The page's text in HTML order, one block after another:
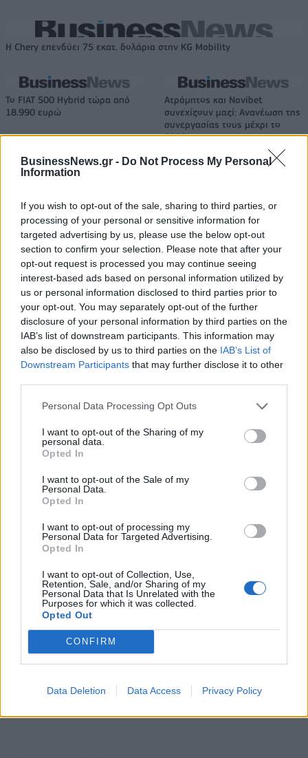
BusinessNews.gr - Do Not Process My Personal
Information
If you wish to opt-out of the sale, sharing to third parties, or
processing of your personal or sensitive information for
targeted advertising by us, please use the below opt-out
section to confirm your selection. Please note that after your
opt-out request is processed you may continue seeing
interest-based ads based on personal information utilized by
us or personal information disclosed to third parties prior to
your opt-out. You may separately opt-out of the further
disclosure of your personal information by third parties on the
IAB’s list of downstream participants. This information may
also be disclosed by us to third parties on the IAB’s List of
Downstream Participants that may further disclose it to other
Personal Data Processing Opt Outs
I want to opt-out of the Sharing of my
personal data.
Opted In
I want to opt-out of the Sale of my
Personal Data.
Opted In
I want to opt-out of processing my
Personal Data for Targeted Advertising.
Opted In
I want to opt-out of Collection, Use,
Retention, Sale, and/or Sharing of my
Personal Data that Is Unrelated with the
Purposes for which it was collected.
Opted Out
CONFIRM
Data Deletion Data Access Privacy Policy
Η Chery επενδύει 75 εκατ. δολάρια στην KG Mobility
Το FIAT 500 Hybrid τώρα από
18.990 ευρώ
Ατρόμητος και Novibet
συνεχίζουν μαζί: Ανανέωση της
συνεργασίας τους μέχρι το
2028
FTSE4Good
Alpha Bank: Για πρώτη φορά το Αρχαίο Θέατρο Επιδαύρου άνοιξε τις
πύλες του σε όλους
ΠΕΡΙΣΣΌΤΕΡΑ ΣΕ ΑΥΤΉ ΤΗΝ ΚΑΤΗΓΟΡΊΑ
ΕΛΓΕΚΑ: Νέες συμβάσεις
για την τροποποίηση όρων
04/07/2023 - 07:54
Ελ.Βενιζέλος: Αύξηση
19,8% στην επιβατική
τους προηγούμενους